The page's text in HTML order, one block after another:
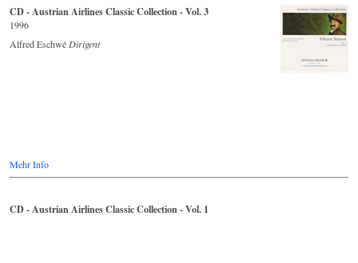
CD - Austrian Airlines Classic Collection - Vol. 3
1996
Alfred Eschwé Dirigent
Mehr Info
CD - Austrian Airlines Classic Collection - Vol. 1